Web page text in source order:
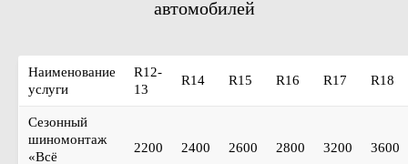
автомобилей
Наименование
услуги
R12-
13
R14 R15 R16 R17 R18
Сезонный
шиномонтаж
«Всё
2200 2400 2600 2800 3200 3600